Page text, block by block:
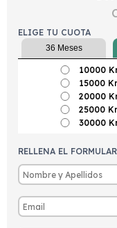
ELIGE TU CUOTA
36 Meses
10000
15000
20000
25000
30000
RELLENA EL